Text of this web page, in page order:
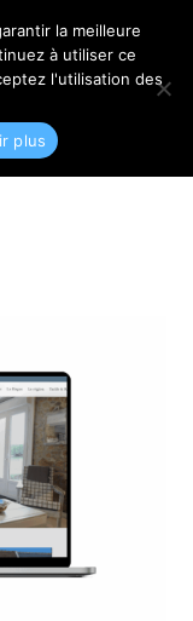
CORBET.NET
la meilleure
à utiliser ce
l'utilisation des
plus